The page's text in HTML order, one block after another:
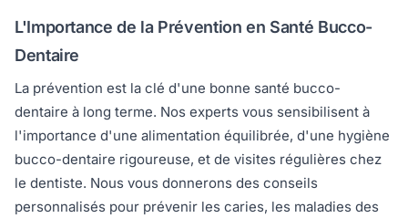
L'Importance de la Prévention en Santé Bucco-
Dentaire
La prévention est la clé d'une bonne santé bucco-
dentaire à long terme. Nos experts vous sensibilisent à
l'importance d'une alimentation équilibrée, d'une hygiène
bucco-dentaire rigoureuse, et de visites régulières chez
le dentiste. Nous vous donnerons des conseils
personnalisés pour prévenir les caries, les maladies des